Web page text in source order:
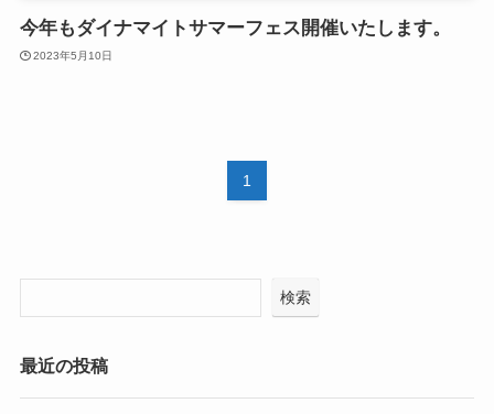
今年もダイナマイトサマーフェス開催いたします。
2023年5月10日
1
検索
最近の投稿